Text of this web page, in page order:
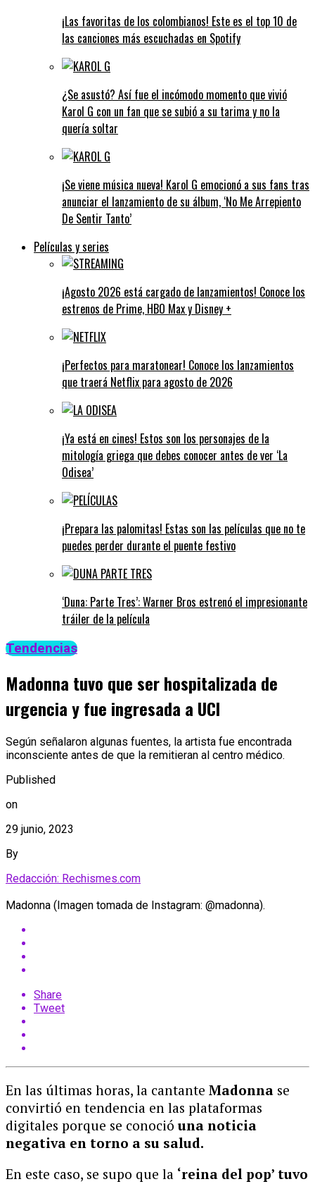
¡Las favoritas de los colombianos! Este es el top 10 de
las canciones más escuchadas en Spotify
¿Se asustó? Así fue el incómodo momento que vivió
Karol G con un fan que se subió a su tarima y no la
quería soltar
¡Se viene música nueva! Karol G emocionó a sus fans tras
anunciar el lanzamiento de su álbum, ‘No Me Arrepiento
De Sentir Tanto’
Películas y series
¡Agosto 2026 está cargado de lanzamientos! Conoce los
estrenos de Prime, HBO Max y Disney +
¡Perfectos para maratonear! Conoce los lanzamientos
que traerá Netflix para agosto de 2026
¡Ya está en cines! Estos son los personajes de la
mitología griega que debes conocer antes de ver ‘La
Odisea’
¡Prepara las palomitas! Estas son las películas que no te
puedes perder durante el puente festivo
‘Duna: Parte Tres’: Warner Bros estrenó el impresionante
tráiler de la película
Tendencias
Madonna tuvo que ser hospitalizada de
urgencia y fue ingresada a UCI
Según señalaron algunas fuentes, la artista fue encontrada
inconsciente antes de que la remitieran al centro médico.
Published
on
29 junio, 2023
By
Redacción: Rechismes.com
Madonna (Imagen tomada de Instagram: @madonna).
Share
Tweet
En las últimas horas, la cantante Madonna se
convirtió en tendencia en las plataformas
digitales porque se conoció una noticia
negativa en torno a su salud.
En este caso, se supo que la ‘reina del pop’ tuvo